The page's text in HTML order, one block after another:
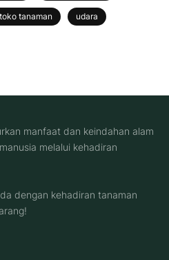
toko tanaman udara
manfaat dan keindahan alam
melalui kehadiran
dengan kehadiran tanaman